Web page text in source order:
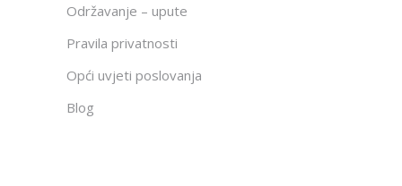
Održavanje – upute
Pravila privatnosti
Opći uvjeti poslovanja
Blog